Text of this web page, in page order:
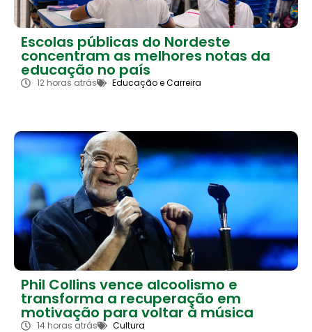
Escolas públicas do Nordeste
concentram as melhores notas da
educação no país
12 horas atrás Educação e Carreira
Phil Collins vence alcoolismo e
transforma a recuperação em
motivação para voltar à música
14 horas atrás Cultura